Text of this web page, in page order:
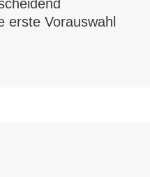
erste Vorauswahl